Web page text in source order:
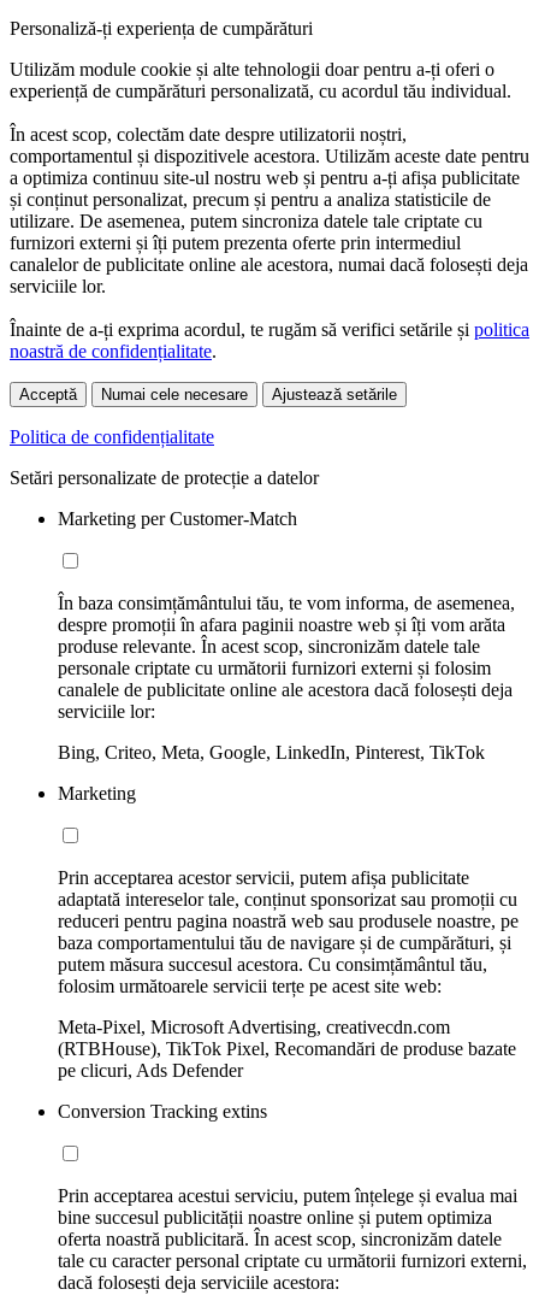
Personaliză-ți experiența de cumpărături
Utilizăm module cookie și alte tehnologii doar pentru a-ți oferi o
experiență de cumpărături personalizată, cu acordul tău individual.
În acest scop, colectăm date despre utilizatorii noștri,
comportamentul și dispozitivele acestora. Utilizăm aceste date pentru
a optimiza continuu site-ul nostru web și pentru a-ți afișa publicitate
și conținut personalizat, precum și pentru a analiza statisticile de
utilizare. De asemenea, putem sincroniza datele tale criptate cu
furnizori externi și îți putem prezenta oferte prin intermediul
canalelor de publicitate online ale acestora, numai dacă folosești deja
serviciile lor.
Înainte de a-ți exprima acordul, te rugăm să verifici setările și politica
noastră de confidențialitate.
Acceptă Numai cele necesare Ajustează setările
Politica de confidențialitate
Setări personalizate de protecție a datelor
Marketing per Customer-Match
În baza consimțământului tău, te vom informa, de asemenea,
despre promoții în afara paginii noastre web și îți vom arăta
produse relevante. În acest scop, sincronizăm datele tale
personale criptate cu următorii furnizori externi și folosim
canalele de publicitate online ale acestora dacă folosești deja
serviciile lor:
Bing, Criteo, Meta, Google, LinkedIn, Pinterest, TikTok
Marketing
Prin acceptarea acestor servicii, putem afișa publicitate
adaptată intereselor tale, conținut sponsorizat sau promoții cu
reduceri pentru pagina noastră web sau produsele noastre, pe
baza comportamentului tău de navigare și de cumpărături, și
putem măsura succesul acestora. Cu consimțământul tău,
folosim următoarele servicii terțe pe acest site web:
Meta-Pixel, Microsoft Advertising, creativecdn.com
(RTBHouse), TikTok Pixel, Recomandări de produse bazate
pe clicuri, Ads Defender
Conversion Tracking extins
Prin acceptarea acestui serviciu, putem înțelege și evalua mai
bine succesul publicității noastre online și putem optimiza
oferta noastră publicitară. În acest scop, sincronizăm datele
tale cu caracter personal criptate cu următorii furnizori externi,
dacă folosești deja serviciile acestora: